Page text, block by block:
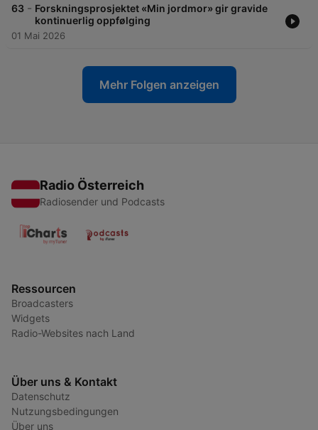
63 - Forskningsprosjektet «Min jordmor» gir gravide
kontinuerlig oppfølging
01 Mai 2026
Mehr Folgen anzeigen
Radio Österreich
Radiosender und Podcasts
Ressourcen
Broadcasters
Widgets
Radio-Websites nach Land
Über uns & Kontakt
Datenschutz
Nutzungsbedingungen
Über uns